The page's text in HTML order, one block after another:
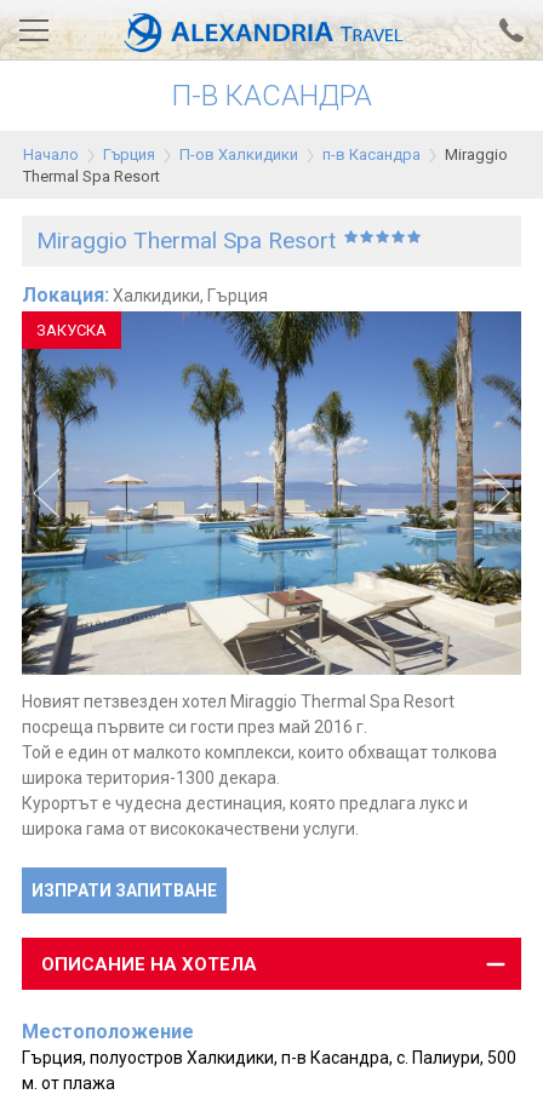
Проверка на резервация
АЛЕКСАНДРИЯ хотели
Гърция
Египет
Екскурзии
0700 18 308 Запитване
П-В КАСАНДРА
Начало Гърция П-ов Халкидики п-в Касандра
Miraggio
Thermal Spa Resort
Miraggio Thermal Spa Resort
Локация: Халкидики, Гърция
ЗАКУСКА
Новият петзвезден хотел Miraggio Thermal Spa Resort
посреща първите си гости през май 2016 г.
Той е един от малкото комплекси, които обхващат толкова
широка територия-1300 декара.
Курортът е чудесна дестинация, която предлага лукс и
широка гама от висококачествени услуги.
ИЗПРАТИ ЗАПИТВАНЕ
ОПИСАНИЕ НА ХОТЕЛА
Местоположение
Гърция, полуостров Халкидики, п-в Касандра, с. Палиури, 500
м. от плажа